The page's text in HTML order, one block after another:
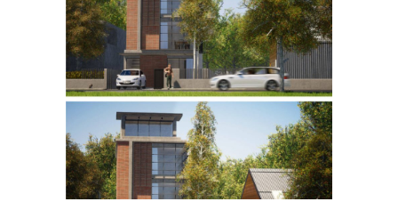
Desain Rumah Bapak Husain
di Bandung
DESAIN RUMAH TERBAIK